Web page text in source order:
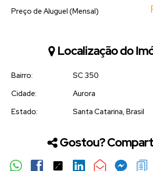
Preço de Aluguel (Mensal)
Localização do
Bairro:
SC 350
Cidade:
Aurora
Estado:
Santa Catarina, Brasil
Gostou?